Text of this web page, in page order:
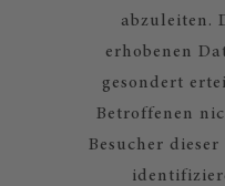
abzuleiten.
erhobenen
gesondert
Betroffenen
Besucher